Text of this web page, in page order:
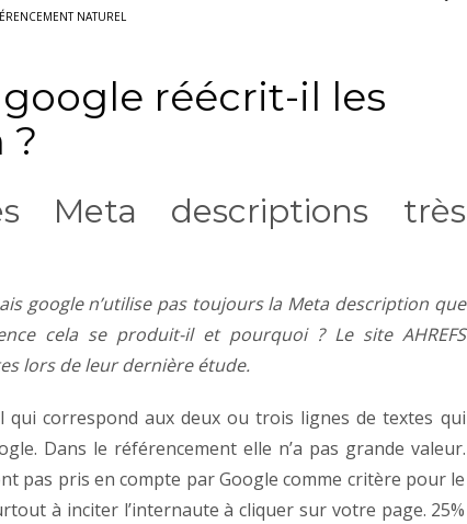
NATUREL
réécrit-il les
?
Meta descriptions très
google n’utilise pas toujours la Meta description que
cela se produit-il et pourquoi ? Le site AHREFS
lors de leur dernière étude.
correspond aux deux ou trois lignes de textes qui
Dans le référencement elle n’a pas grande valeur.
pas pris en compte par Google comme critère pour le
à inciter l’internaute à cliquer sur votre page. 25%